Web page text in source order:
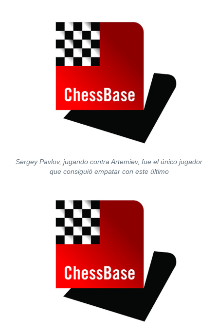
Sergey Pavlov, jugando contra Artemiev, fue el único jugador
que consiguió empatar con este último